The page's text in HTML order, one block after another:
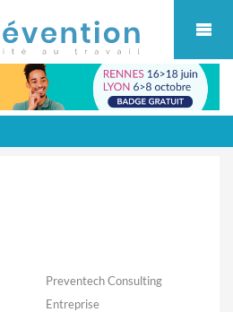
Preventech Consulting
Entreprise